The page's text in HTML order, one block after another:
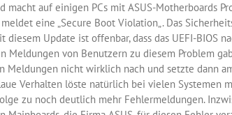
macht auf einigen PCs mit ASUS-Motherboards
meldet eine „Secure Boot Violation„. Das
diesem Update ist offenbar, dass das UEFI-BIOS
Meldungen von Benutzern zu diesem Problem
Meldungen nicht wirklich nach und setzte dann
Verhalten löste natürlich bei vielen Systemen
zu noch deutlich mehr Fehlermeldungen.